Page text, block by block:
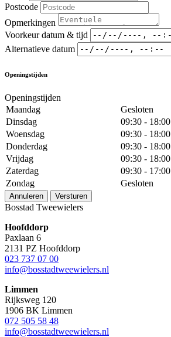
Postcode
Opmerkingen
Voorkeur datum & tijd
Alternatieve datum
Openingstijden
Openingstijden
Maandag
Gesloten
Dinsdag
09:30 - 18:00
Woensdag
09:30 - 18:00
Donderdag
09:30 - 18:00
Vrijdag
09:30 - 18:00
Zaterdag
09:30 - 17:00
Zondag
Gesloten
Annuleren Versturen
Bosstad Tweewielers
Hoofddorp
Paxlaan 6
2131 PZ Hoofddorp
023 737 07 00
info@bosstadtweewielers.nl
Limmen
Rijksweg 120
1906 BK Limmen
072 505 58 48
info@bosstadtweewielers.nl